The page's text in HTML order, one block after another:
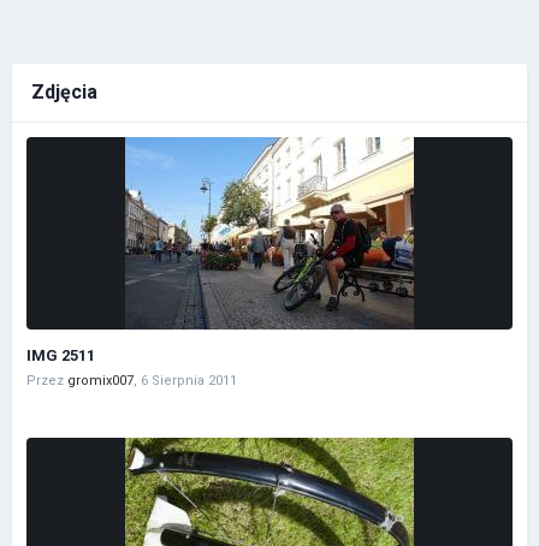
Zdjęcia
IMG 2511
Przez gromix007, 6 Sierpnia 2011